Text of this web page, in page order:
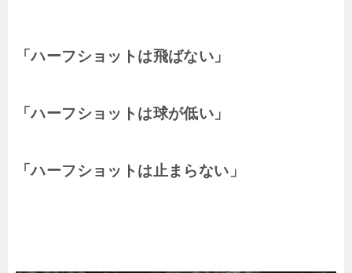
「ハーフショットは飛ばない」
「ハーフショットは球が低い」
「ハーフショットは止まらない」